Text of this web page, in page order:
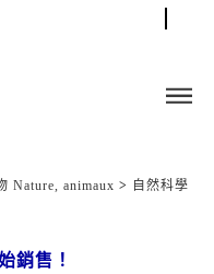
Nature, animaux > 自然科學
銷售！